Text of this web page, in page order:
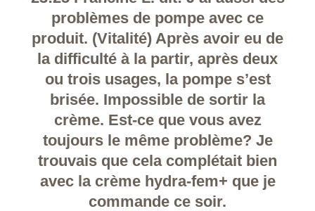
problèmes de pompe avec ce
produit. (Vitalité) Après avoir eu de
la difficulté à la partir, après deux
ou trois usages, la pompe s’est
brisée. Impossible de sortir la
crème. Est-ce que vous avez
toujours le même problème? Je
trouvais que cela complétait bien
avec la crème hydra-fem+ que je
commande ce soir.